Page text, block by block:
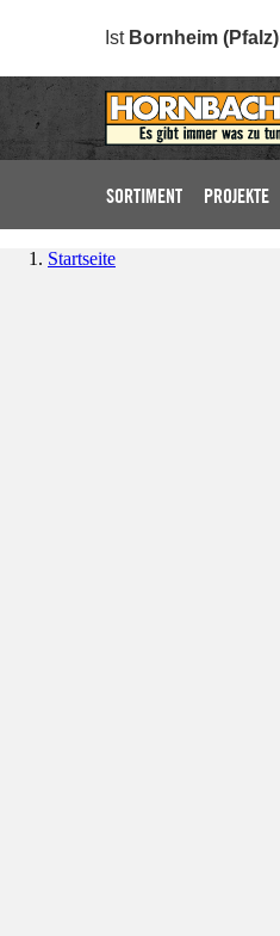
Ist Bornheim (Pfalz)
SORTIMENT PROJEKTE
Startseite